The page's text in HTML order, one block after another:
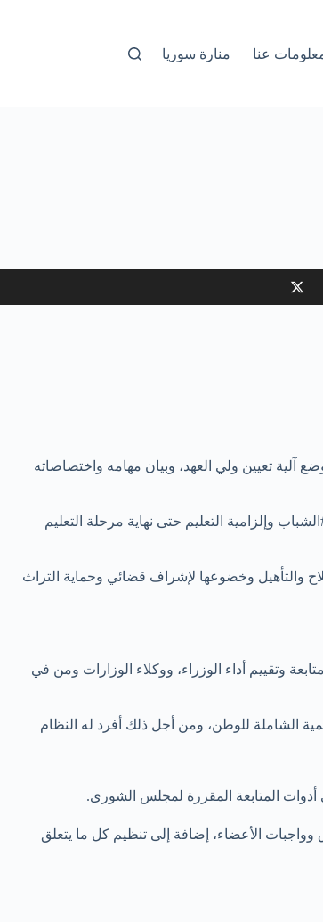
عنا منارة سوريا
ووضع آلية تعيين ولي العهد، وبيان مهامه واختصاصاته
وإلزامية التعليم حتى نهاية مرحلة التعليم
والتأهيل وخضوعها لإشراف قضائي وحماية التراث
وتقييم أداء الوزراء، ووكلاء الوزارات ومن في
الشاملة للوطن، ومن أجل ذلك أفرد له النظام
أدوات المتابعة المقررة لمجلس الشورى.
العضوية، وجميع حقوق وواجبات الأعضاء، إضافة إلى تنظيم كل ما يتعلق